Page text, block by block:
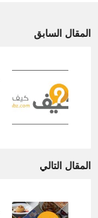
المقال السابق
المقال التالي